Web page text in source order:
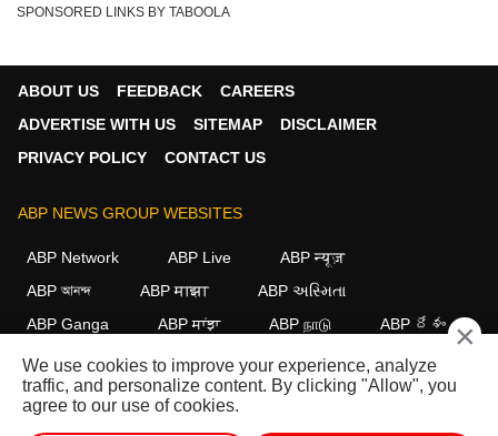
SPONSORED LINKS BY TABOOLA
ABOUT US FEEDBACK
CAREERS
ADVERTISE WITH US
SITEMAP
DISCLAIMER
PRIVACY POLICY
CONTACT US
ABP NEWS GROUP WEBSITES
ABP Network ABP Live
ABP न्यूज़
ABP আনন্দ
ABP माझा
ABP અસ્મિતા
ABP Ganga
ABP ਸਾਂਝਾ ABP நாடு ABP దేశం
FOLLOW US
×
We use cookies to improve your experience, analyze
traffic, and personalize content. By clicking "Allow", you
agree to our use of cookies.